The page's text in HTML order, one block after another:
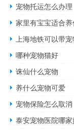
宠物托运怎么办理
家里有宝宝适合
上海地铁可以带
哪种宠物猫好
诛仙什么宠物
养什么宠物可爱
宠物保险怎么取消
泰安宠物医院哪